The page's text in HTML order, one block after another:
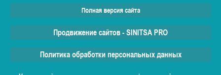
Полная версия сайта
Продвижение сайтов - SINITSA PRO
Политика обработки персональных данных